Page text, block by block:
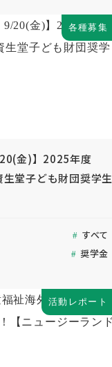
各種募集
金)】2025年度
生堂子ども財団奨学生
すべて
奨学金
活動レポート